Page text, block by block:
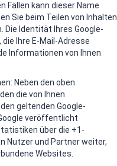
Fällen kann dieser Name
Sie beim Teilen von Inhalten
Die Identität Ihres Google-
Ihre E-Mail-Adresse
Informationen von Ihnen
Neben den oben
die von Ihnen
geltenden Google-
veröffentlicht
über die +1-
Nutzer und Partner weiter,
Websites.